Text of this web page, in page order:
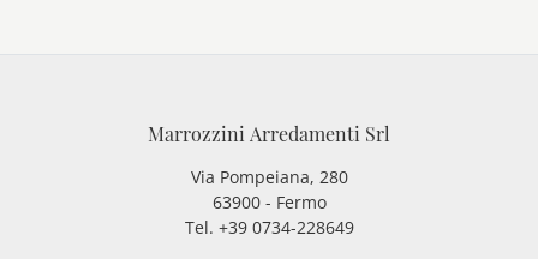
Marrozzini Arredamenti Srl
Via Pompeiana, 280
63900 - Fermo
Tel. +39 0734-228649